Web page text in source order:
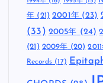
年 (21) 2001年(23)
(33) 2005年 (24)
(21) 2009年 (20)
Records (17)